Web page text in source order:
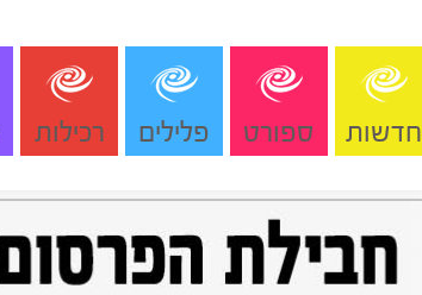
חדשות ספורט פלילים רכילות